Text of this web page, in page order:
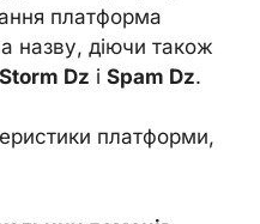
платформа
назву, діючи також
Storm Dz і Spam Dz.
платформи,